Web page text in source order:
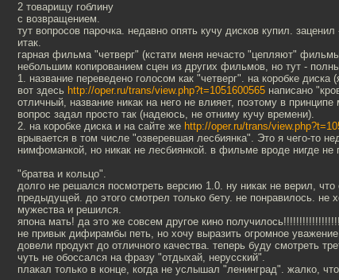
2 товарищу гоблину
с возвращением.
тут вопросов парочка. недавно опять кучу дисков купил. заценил
итак.
гарная фильма "четверг" (кстати меня нечасто "цепляют"
небольшим копированием сцен из других фильмов, но тут -
1. название переведено голосом как "четверг". на коробке
вот здесь http://oper.ru/trans/view.php?t=1051600565 написано
отличный, название никак на него не влияет, поэтому в
вопрос задал просто так (надеюсь, не отниму кучу времени).
2. на коробке диска и на сайте же http://oper.ru/trans/
врывается в том числе "озверевшая лесбиянка". Это я чего-то
нимфоманкой, но никак не лесбиянкой. в фильме вроде нигде не
"братва и кольцо".
долго не решался посмотреть версию 1.0. ну никак не верил,
предыдущей. до этого смотрел только бету. не понравилось. не
мужества и решился.
япона мать! да это же совсем другое кино
не привык дифирамбы петь, но хочу выразить огромное
довели продукт до отличного качества. теперь буду смотреть
чуть не обоссался на фразу "отдыхай, нерусский".
плакал только в конце, когда не услышал "ленинград". жалко,